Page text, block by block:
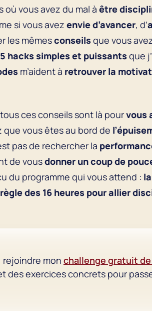
où vous avez du mal à être
si vous avez envie d’avancer, d’
les mêmesconseils que vous
5 hacks simples et puissants que
m’aident à retrouver la
ces conseils sont là pourvous
vous êtes au bord de
pas de rechercher la
de vousdonner un coup de
du programme qui vous attend :
règle des 16 heures pour allier
mon challenge gratuit
des exercices concrets pour